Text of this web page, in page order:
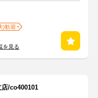
)歓迎
を見る
/co400101